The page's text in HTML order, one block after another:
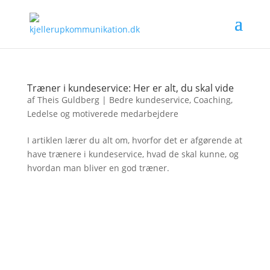
Træner i kundeservice: Her er alt, du skal vide
afTheis Guldberg| Bedre kundeservice, Coaching,
Ledelse og motiverede medarbejdere
I artiklen lærer du alt om, hvorfor det er afgørende at
have trænere i kundeservice, hvad de skal kunne, og
hvordan man bliver en god træner.